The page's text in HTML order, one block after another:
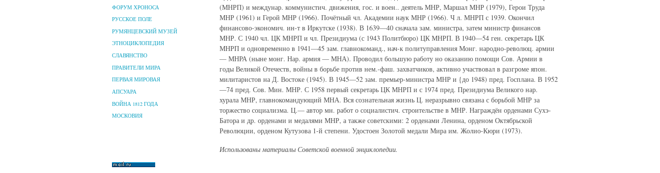
ФОРУМ ХРОНОСА
РУССКОЕ ПОЛЕ
РУМЯНЦЕВСКИЙ МУЗЕЙ
ЭТНОЦИКЛОПЕДИЯ
СЛАВЯНСТВО
ПРАВИТЕЛИ МИРА
ПЕРВАЯ МИРОВАЯ
АПСУАРА
ВОЙНА 1812 ГОДА
МОСКОВИЯ
(МНРП) и междунар. коммунистич. движения, гос. и воен.. деятель МНР, Маршал МНР (1979), Герои Труда
МНР (1961) и Герой МНР (1966). Почётный чл. Академии наук МНР (1966). Ч л. МНРП с 1939. Окончил
финансово-экономич. ин-т в Иркутске (1938). В 1639—40 сначала зам. министра, затем министр финансов
МНР. С 1940 чл. ЦК МНРП и чл. Президиума (с 1943 Политбюро) ЦК МНРП. В 1940—54 ген. секретарь ЦК
МНРП и одновременно в 1941—45 зам. главнокоманд., нач-к политуправления Монг. народно-революц. армии
— МНРА (ныне монг. Нар. армия — МНА). Проводил большую работу но оказанию помощи Сов. Армии в
годы Великой Отечеств, войны в борьбе против нем.-фаш. захватчиков, активно участвовал в разгроме япон.
милитаристов на Д. Востоке (1945). В 1945—52 зам. премьер-министра МНР и {до 1948) пред. Госплана. В 1952
—74 пред. Сов. Мин. МНР. С 1958 первый секретарь ЦК МНРП и с 1974 пред. Президиума Великого нар.
хурала МНР, главнокомандующий МНА. Вся сознательная жизнь Ц. неразрывно связана с борьбой МНР за
торжество социализма. Ц.— автор мн. работ о социалистич. строительстве в МНР. Награждён орденами Сухэ-
Батора и др. орденами и медалями МНР, а также советскими: 2 орденами Ленина, орденом Октябрьской
Революции, орденом Кутузова 1-й степени. Удостоен Золотой медали Мира им. Жолио-Кюри (1973).
Использованы материалы Советской военной энциклопедии.